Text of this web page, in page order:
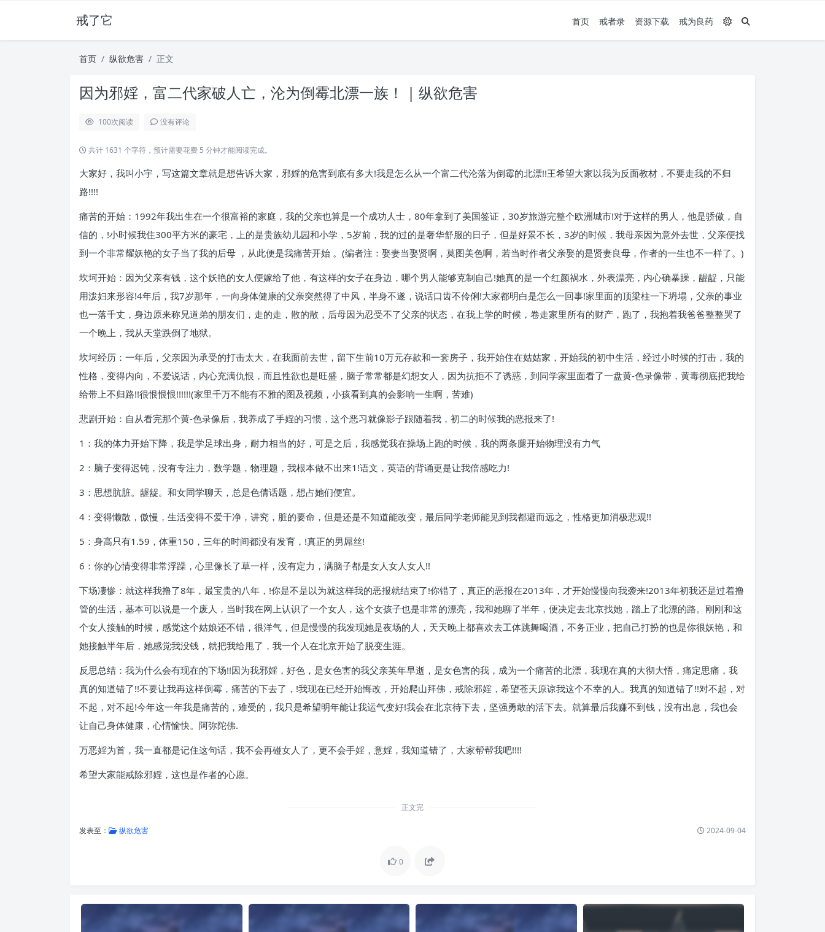
戒了它 首页 戒者录 资源下载 戒为良药
首页 纵欲危害 正文
因为邪婬，富二代家破人亡，沦为倒霉北漂一族！ | 纵欲危害
100次阅读 没有评论
共计 1631 个字符，预计需要花费 5 分钟才能阅读完成。
大家好，我叫小宇，写这篇文章就是想告诉大家，邪婬的危害到底有多大!我是怎么从一个富二代沦落为倒霉的北漂!!王希望大家以我为反面教材，不要走我的不归
路!!!!
痛苦的开始：1992年我出生在一个很富裕的家庭，我的父亲也算是一个成功人士，80年拿到了美国签证，30岁旅游完整个欧洲城市!对于这样的男人，他是骄傲，自
信的，!小时候我住300平方米的豪宅，上的是贵族幼儿园和小学，5岁前，我的过的是奢华舒服的日子，但是好景不长，3岁的时候，我母亲因为意外去世，父亲便找
到一个非常耀妖艳的女子当了我的后母 ，从此便是我痛苦开始 。(编者注：娶妻当娶贤啊，莫图美色啊，若当时作者父亲娶的是贤妻良母，作者的一生也不一样了。)
坎坷开始：因为父亲有钱，这个妖艳的女人便嫁给了他，有这样的女子在身边，哪个男人能够克制自己!她真的是一个红颜祸水，外表漂亮，内心确暴躁，龌龊，只能
用泼妇来形容!4年后，我7岁那年，一向身体健康的父亲突然得了中风，半身不遂，说话口齿不伶俐!大家都明白是怎么一回事!家里面的顶梁柱一下坍塌，父亲的事业
也一落千丈，身边原来称兄道弟的朋友们，走的走，散的散，后母因为忍受不了父亲的状态，在我上学的时候，卷走家里所有的财产，跑了，我抱着我爸爸整整哭了
一个晚上，我从天堂跌倒了地狱。
坎坷经历：一年后，父亲因为承受的打击太大，在我面前去世，留下生前10万元存款和一套房子，我开始住在姑姑家，开始我的初中生活，经过小时候的打击，我的
性格，变得内向，不爱说话，内心充满仇恨，而且性欲也是旺盛，脑子常常都是幻想女人，因为抗拒不了诱惑，到同学家里面看了一盘黄-色录像带，黄毒彻底把我给
给带上不归路!!很恨恨恨!!!!!!(家里千万不能有不雅的图及视频，小孩看到真的会影响一生啊，苦难)
悲剧开始：自从看完那个黄-色录像后，我养成了手婬的习惯，这个恶习就像影子跟随着我，初二的时候我的恶报来了!
1：我的体力开始下降，我是学足球出身，耐力相当的好，可是之后，我感觉我在操场上跑的时候，我的两条腿开始物理没有力气
2：脑子变得迟钝，没有专注力，数学题，物理题，我根本做不出来1!语文，英语的背诵更是让我倍感吃力!
3：思想肮脏。龌龊。和女同学聊天，总是色倩话题，想占她们便宜。
4：变得懒散，傲慢，生活变得不爱干净，讲究，脏的要命，但是还是不知道能改变，最后同学老师能见到我都避而远之，性格更加消极悲观!!
5：身高只有1.59，体重150，三年的时间都没有发育，!真正的男屌丝!
6：你的心情变得非常浮躁，心里像长了草一样，没有定力，满脑子都是女人女人女人!!
下场凄惨：就这样我撸了8年，最宝贵的八年，!你是不是以为就这样我的恶报就结束了!你错了，真正的恶报在2013年，才开始慢慢向我袭来!2013年初我还是过着撸
管的生活，基本可以说是一个废人，当时我在网上认识了一个女人，这个女孩子也是非常的漂亮，我和她聊了半年，便决定去北京找她，踏上了北漂的路。刚刚和这
个女人接触的时候，感觉这个姑娘还不错，很洋气，但是慢慢的我发现她是夜场的人，天天晚上都喜欢去工体跳舞喝酒，不务正业，把自己打扮的也是你很妖艳，和
她接触半年后，她感觉我没钱，就把我给甩了，我一个人在北京开始了脱变生涯。
反思总结：我为什么会有现在的下场!!因为我邪婬，好色，是女色害的我父亲英年早逝，是女色害的我，成为一个痛苦的北漂，我现在真的大彻大悟，痛定思痛，我
真的知道错了!!不要让我再这样倒霉，痛苦的下去了，!我现在已经开始悔改，开始爬山拜佛，戒除邪婬，希望苍天原谅我这个不幸的人。我真的知道错了!!对不起，对
不起，对不起!今年这一年我是痛苦的，难受的，我只是希望明年能让我运气变好!我会在北京待下去，坚强勇敢的活下去。就算最后我赚不到钱，没有出息，我也会
让自己身体健康，心情愉快。阿弥陀佛.
万恶婬为首，我一直都是记住这句话，我不会再碰女人了，更不会手婬，意婬，我知道错了，大家帮帮我吧!!!!
希望大家能戒除邪婬，这也是作者的心愿。
正文完
发表至： 纵欲危害 2024-09-04
0